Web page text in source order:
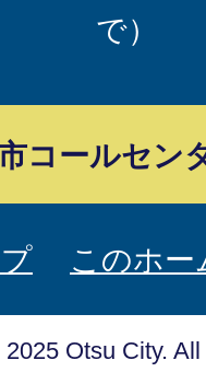
で）
コールセン
このホ
Otsu City.